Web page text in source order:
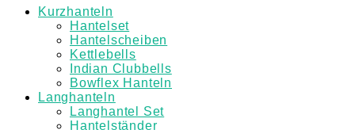
Kurzhanteln
Hantelset
Hantelscheiben
Kettlebells
Indian Clubbells
Bowflex Hanteln
Langhanteln
Langhantel Set
Hantelständer